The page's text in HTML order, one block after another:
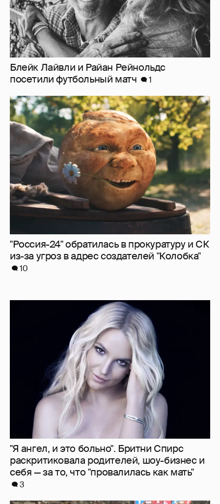
"Россия-24" обратилась в прокуратуру и СК
из-за угроз в адрес создателей "Колобка"
"Я ангел, и это больно". Бритни Спирс
раскритиковала родителей, шоу-бизнес и
себя — за то, что "провалилась как мать"